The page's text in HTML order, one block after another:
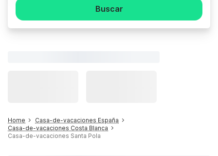
Buscar
Home
Casa-de-vacaciones España
Casa-de-vacaciones Costa Blanca
Casa-de-vacaciones Santa Pola